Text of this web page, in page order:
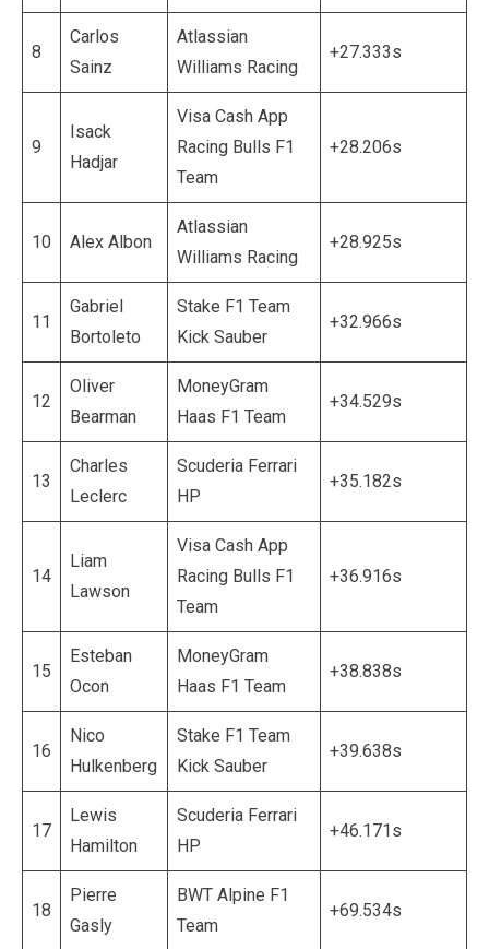
8
Carlos
Sainz
Atlassian
Williams Racing
+27.333s
9
Isack
Hadjar
Visa Cash App
Racing Bulls F1
Team
+28.206s
10 Alex Albon
Atlassian
Williams Racing
+28.925s
11
Gabriel
Bortoleto
Stake F1 Team
Kick Sauber
+32.966s
12
Oliver
Bearman
MoneyGram
Haas F1 Team
+34.529s
13
Charles
Leclerc
Scuderia Ferrari
HP
+35.182s
14
Liam
Lawson
Visa Cash App
Racing Bulls F1
Team
+36.916s
15
Esteban
Ocon
MoneyGram
Haas F1 Team
+38.838s
16
Nico
Hulkenberg
Stake F1 Team
Kick Sauber
+39.638s
17
Lewis
Hamilton
Scuderia Ferrari
HP
+46.171s
18
Pierre
Gasly
BWT Alpine F1
Team
+69.534s